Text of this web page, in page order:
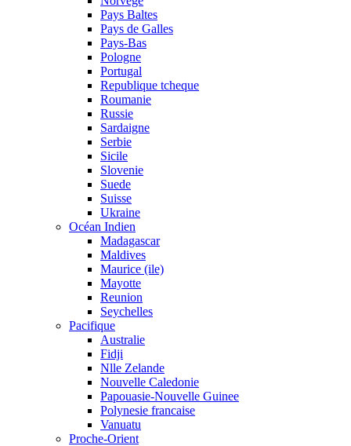
Pays Baltes
Pays de Galles
Pays-Bas
Pologne
Portugal
Republique tcheque
Roumanie
Russie
Sardaigne
Serbie
Sicile
Slovenie
Suede
Suisse
Ukraine
Océan Indien
Madagascar
Maldives
Maurice (ile)
Mayotte
Reunion
Seychelles
Pacifique
Australie
Fidji
Nlle Zelande
Nouvelle Caledonie
Papouasie-Nouvelle Guinee
Polynesie francaise
Vanuatu
Proche-Orient